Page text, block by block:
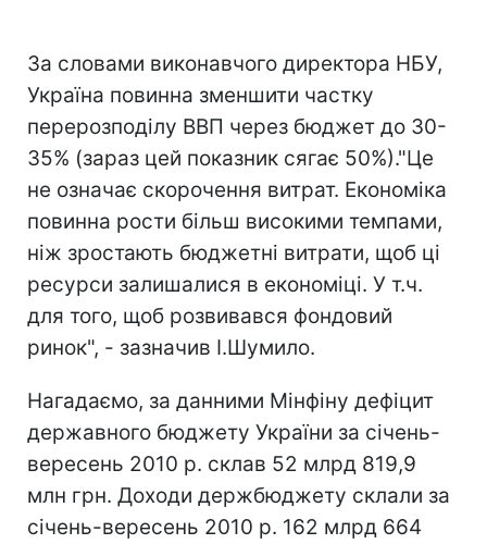
За словами виконавчого директора НБУ,
Україна повинна зменшити частку
перерозподілу ВВП через бюджет до 30-
35% (зараз цей показник сягає 50%)."Це
не означає скорочення витрат. Економіка
повинна рости більш високими темпами,
ніж зростають бюджетні витрати, щоб ці
ресурси залишалися в економіці. У т.ч.
для того, щоб розвивався фондовий
ринок", - зазначив І.Шумило.
Нагадаємо, за данними Мінфіну дефіцит
державного бюджету України за січень-
вересень 2010 р. склав 52 млрд 819,9
млн грн. Доходи держбюджету склали за
січень-вересень 2010 р. 162 млрд 664